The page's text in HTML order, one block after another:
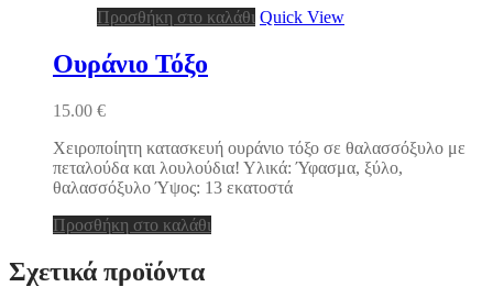
Προσθήκη στο καλάθι Quick View
Ουράνιο Τόξο
15.00 €
Χειροποίητη κατασκευή ουράνιο τόξο σε θαλασσόξυλο με
πεταλούδα και λουλούδια! Υλικά: Ύφασμα, ξύλο,
θαλασσόξυλο Ύψος: 13 εκατοστά
Προσθήκη στο καλάθι
Σχετικά προϊόντα